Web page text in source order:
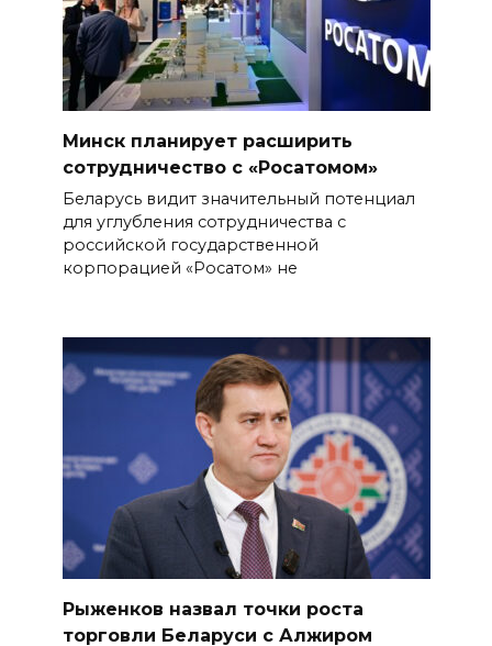
Минск планирует расширить
сотрудничество с «Росатомом»
Беларусь видит значительный потенциал
для углубления сотрудничества с
российской государственной
корпорацией «Росатом» не
Рыженков назвал точки роста
торговли Беларуси с Алжиром